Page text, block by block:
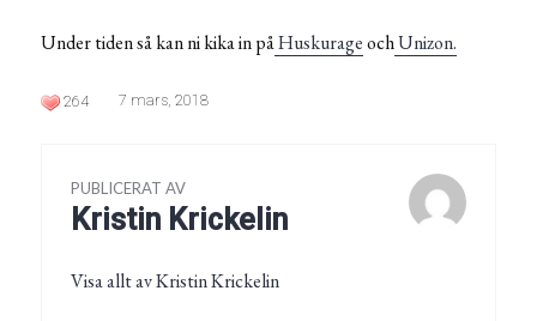
Under tiden så kan ni kika in påHuskurageochUnizon.
264 7 mars, 2018
PUBLICERAT AV
Kristin Krickelin
Visa allt av Kristin Krickelin